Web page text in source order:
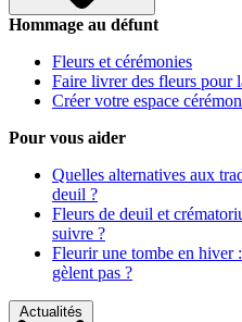
Hommage au défunt
Fleurs et cérémonies
Faire livrer des fleurs pour
Créer votre espace
Pour vous aider
Quelles alternatives aux
deuil ?
Fleurs de deuil et
suivre ?
Fleurir une tombe en hiver
gèlent pas ?
Actualités